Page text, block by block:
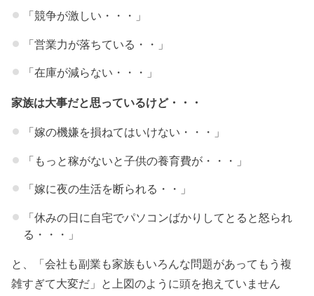
「競争が激しい・・・」
「営業力が落ちている・・」
「在庫が減らない・・・」
家族は大事だと思っているけど・・・
「嫁の機嫌を損ねてはいけない・・・」
「もっと稼がないと子供の養育費が・・・」
「嫁に夜の生活を断られる・・」
「休みの日に自宅でパソコンばかりしてとると怒られ
る・・・」
と、「会社も副業も家族もいろんな問題があってもう複
雑すぎて大変だ」と上図のように頭を抱えていません